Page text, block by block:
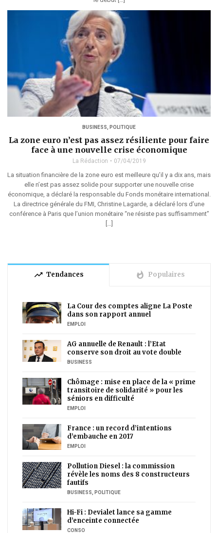
BUSINESS POLITIQUE
La zone euro n’est pas assez résiliente pour faire
face à une nouvelle crise économique
La Rédaction 07/04/2019
La situation financière de la zone euro est meilleure qu’il y a dix ans, mais
elle n’est pas assez solide pour supporter une nouvelle crise
économique, a déclaré la responsable du Fonds monétaire international.
La directrice générale du FMI, Christine Lagarde, a déclaré lors d’une
conférence à Paris que l’union monétaire “ne résiste pas suffisamment”
[…]
trending_up Tendances whatshot Populaires
La Cour des comptes aligne La Poste
dans son rapport annuel
EMPLOI
AG annuelle de Renault : l’Etat
conserve son droit au vote double
BUSINESS
Chômage : mise en place de la « prime
transitoire de solidarité » pour les
séniors en difficulté
EMPLOI
France : un record d’intentions
d’embauche en 2017
EMPLOI
Pollution Diesel : la commission
révèle les noms des 8 constructeurs
fautifs
BUSINESS, POLITIQUE
Hi-Fi : Devialet lance sa gamme
d’enceinte connectée
CONSO